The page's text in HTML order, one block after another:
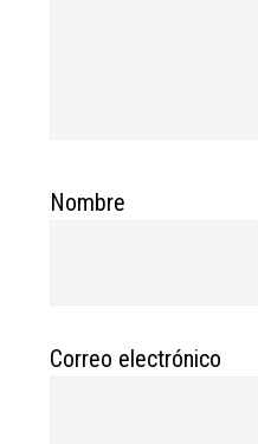
Nombre
Correo electrónico